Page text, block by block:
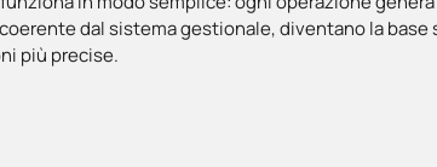
dal sistema gestionale, diventano la
più precise.